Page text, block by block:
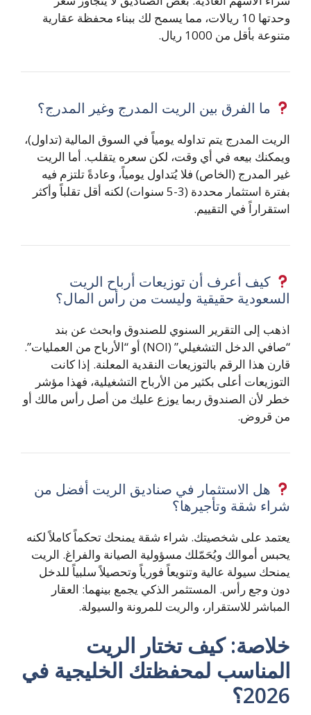
وحدتها 10 ريالات، مما يسمح لك ببناء محفظة عقارية
متنوعة بأقل من 1000 ريال.
ما الفرق بين الريت المدرج وغير المدرج؟
الريت المدرج يتم تداوله يومياً في السوق المالية (تداول)،
ويمكنك بيعه في أي وقت، لكن سعره يتقلب. أما الريت
غير المدرج (الخاص) فلا يُتداول يومياً، وعادةً تلتزم فيه
بفترة استثمار محددة (3-5 سنوات) لكنه أقل تقلباً وأكثر
استقراراً في التقييم.
كيف أعرف أن توزيعات أرباح الريت
السعودية حقيقية وليست من رأس المال؟
اذهب إلى التقرير السنوي للصندوق وابحث عن بند
“صافي الدخل التشغيلي” (NOI) أو “الأرباح من العمليات”.
قارن هذا الرقم بالتوزيعات النقدية المعلنة. إذا كانت
التوزيعات أعلى بكثير من الأرباح التشغيلية، فهذا مؤشر
خطر لأن الصندوق ربما يوزع عليك من أصل رأس مالك أو
من قروض.
هل الاستثمار في صناديق الريت أفضل من
شراء شقة وتأجيرها؟
يعتمد على شخصيتك. شراء شقة يمنحك تحكماً كاملاً لكنه
يحبس أموالك ويُحَمّلك مسؤولية الصيانة والفراغ. الريت
يمنحك سيولة عالية وتنويعاً فورياً وتحصيلاً سلبياً للدخل
دون وجع رأس. المستثمر الذكي يجمع بينهما: العقار
المباشر للاستقرار، والريت للمرونة والسيولة.
خلاصة: كيف تختار الريت
المناسب لمحفظتك الخليجية في
2026؟